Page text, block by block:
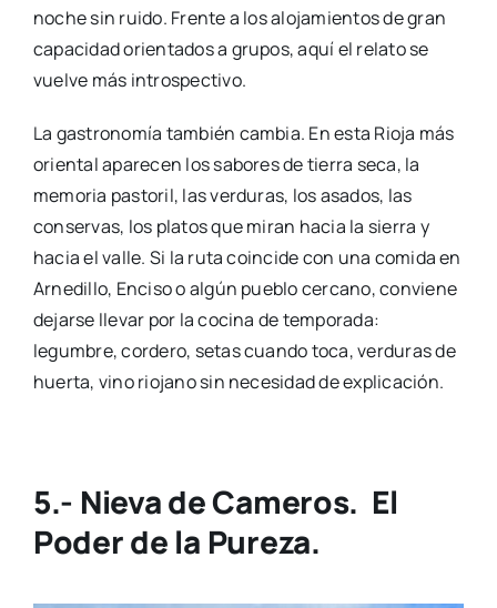
noche sin ruido. Frente a los alojamientos de gran
capacidad orientados a grupos, aquí el relato se
vuelve más introspectivo.
La gastronomía también cambia. En esta Rioja más
oriental aparecen los sabores de tierra seca, la
memoria pastoril, las verduras, los asados, las
conservas, los platos que miran hacia la sierra y
hacia el valle. Si la ruta coincide con una comida en
Arnedillo, Enciso o algún pueblo cercano, conviene
dejarse llevar por la cocina de temporada:
legumbre, cordero, setas cuando toca, verduras de
huerta, vino riojano sin necesidad de explicación.
5.- Nieva de Cameros. El
Poder de la Pureza.